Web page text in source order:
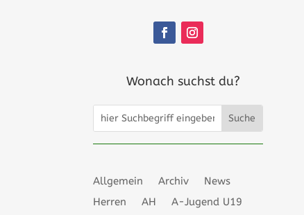
Wonach suchst du?
Allgemein Archiv
News
Herren
AH
A-Jugend U19